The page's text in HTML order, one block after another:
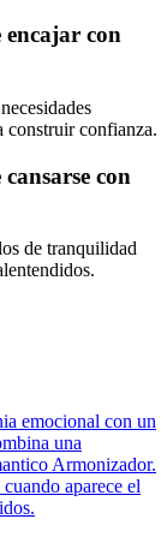
con
construir confianza.
con
de tranquilidad
emocional con un
una
Armonizador.
aparece el